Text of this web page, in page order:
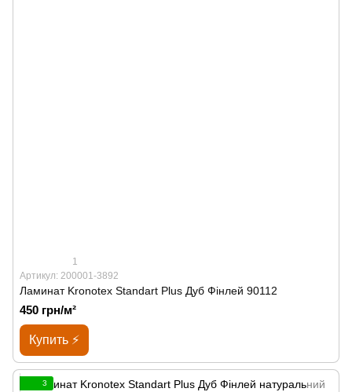
1
Артикул: 200001-3892
Ламинат Kronotex Standart Plus Дуб Фінлей 90112
450 грн/м²
Купить ⚡
3